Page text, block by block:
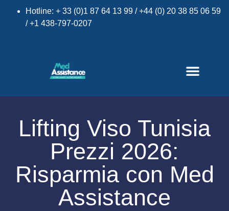
Hotline: + 33 (0)1 87 64 13 99 / +44 (0) 20 38 85 06 59
/ +1 438-797-0207
Lifting Viso Tunisia
Prezzi 2026:
Risparmia con Med
Assistance